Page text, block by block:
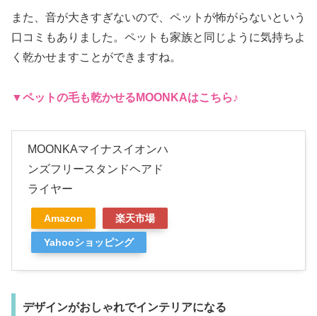
また、音が大きすぎないので、ペットが怖がらないという
口コミもありました。ペットも家族と同じように気持ちよ
く乾かせますことができますね。
▼ペットの毛も乾かせる MOONKAはこちら♪
MOONKAマイナスイオンハ
ンズフリースタンドヘアド
ライヤー
Amazon 楽天市場
Yahooショッピング
デザインがおしゃれでインテリアになる